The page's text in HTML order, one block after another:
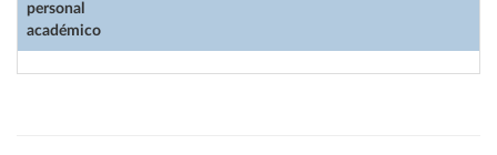
personal
académico